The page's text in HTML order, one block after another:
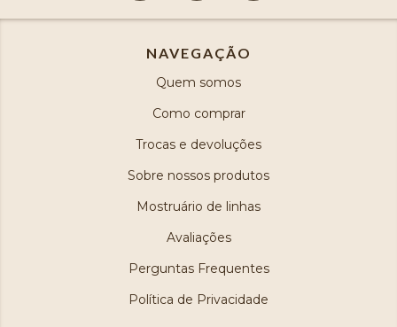
NAVEGAÇÃO
Quem somos
Como comprar
Trocas e devoluções
Sobre nossos produtos
Mostruário de linhas
Avaliações
Perguntas Frequentes
Política de Privacidade